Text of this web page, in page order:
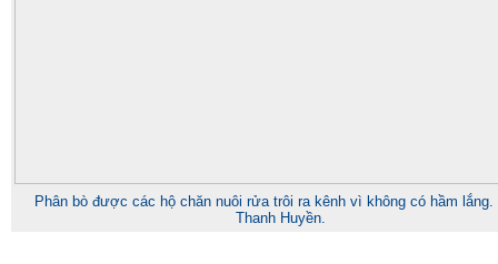
Phân bò được các hộ chăn nuôi rửa trôi ra kênh vì không có hầm lắng.
Thanh Huyền.